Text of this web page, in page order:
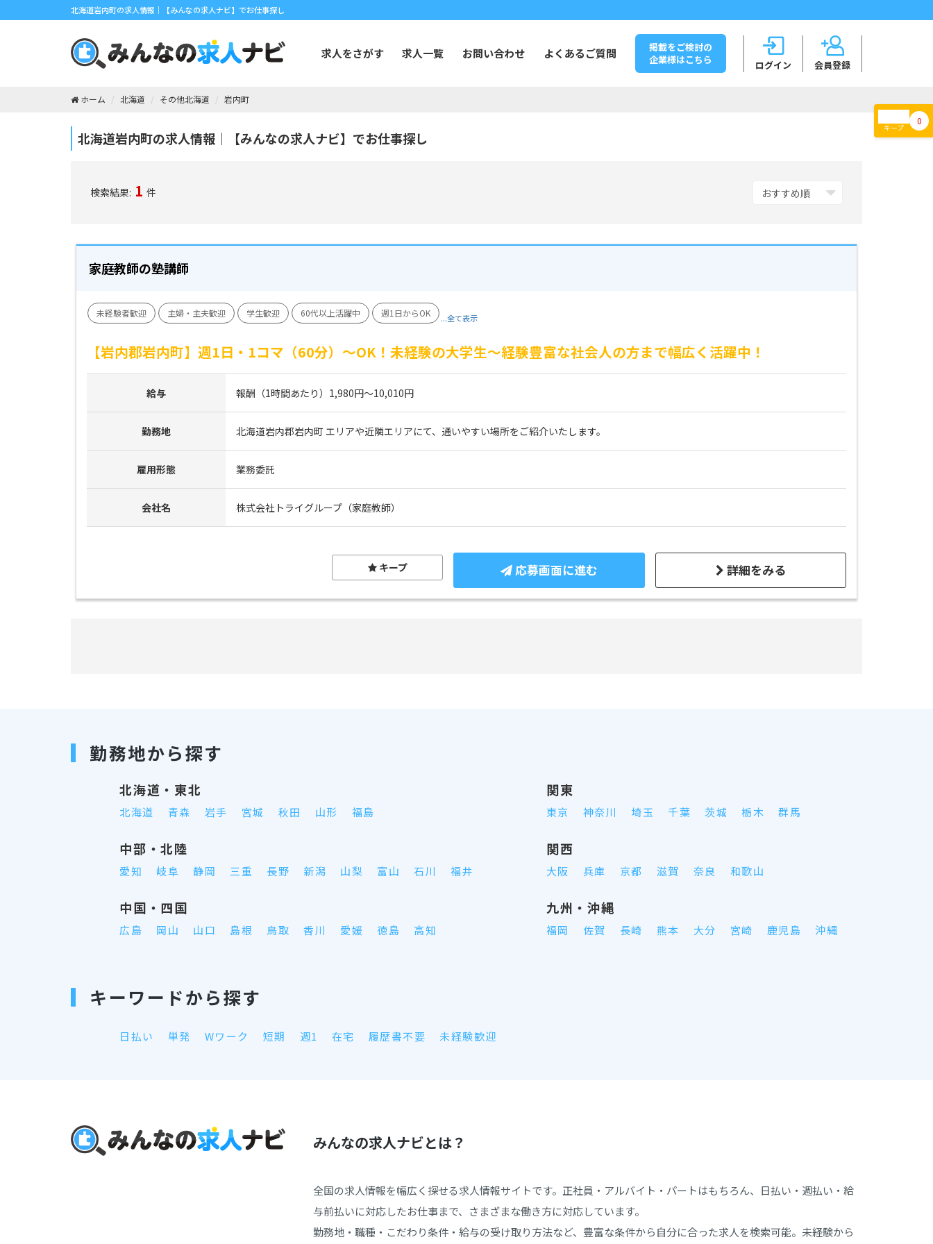
北海道岩内町の求人情報｜【みんなの求人ナビ】でお仕事探し
会員登録
ログイン
求人をさがす 求人一覧 お問い合わせ よくあるご質問
掲載をご検討の
企業様はこちら
キープ
0
ホーム 北海道 その他北海道 岩内町
北海道岩内町の求人情報｜【みんなの求人ナビ】でお仕事探し
検索結果: 1 件
家庭教師の塾講師
未経験者歓迎 主婦・主夫歓迎 学生歓迎 60代以上活躍中 週1日からOK ...全て表示
【岩内郡岩内町】週1日・1コマ（60分）～OK！未経験の大学生～経験豊富な社会人の方まで幅広く活躍中！
給与 報酬（1時間あたり）1,980円～10,010円
勤務地 北海道岩内郡岩内町 エリアや近隣エリアにて、通いやすい場所をご紹介いたします。
雇用形態 業務委託
会社名 株式会社トライグループ（家庭教師）
詳細をみる
応募画面に進む
キープ
勤務地から探す
北海道・東北
北海道 青森 岩手 宮城 秋田 山形 福島
関東
東京 神奈川 埼玉 千葉 茨城 栃木 群馬
中部・北陸
愛知 岐阜 静岡 三重 長野 新潟 山梨 富山 石川 福井
関西
大阪 兵庫 京都 滋賀 奈良 和歌山
中国・四国
広島 岡山 山口 島根 鳥取 香川 愛媛 徳島 高知
九州・沖縄
福岡 佐賀 長崎 熊本 大分 宮崎 鹿児島 沖縄
キーワードから探す
日払い 単発 Wワーク 短期 週1 在宅 履歴書不要 未経験歓迎
みんなの求人ナビとは？
全国の求人情報を幅広く探せる求人情報サイトです。正社員・アルバイト・パートはもちろん、日払い・週払い・給
与前払いに対応したお仕事まで、さまざまな働き方に対応しています。
勤務地・職種・こだわり条件・給与の受け取り方法など、豊富な条件から自分に合った求人を検索可能。未経験から